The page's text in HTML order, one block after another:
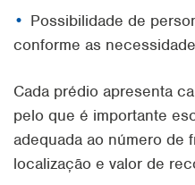
Possibilidade de
conforme as
Cada prédio apresenta
pelo que é importante
adequada ao número de
localização e valor de